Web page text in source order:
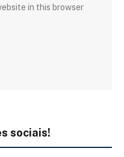
in this browser
sociais!